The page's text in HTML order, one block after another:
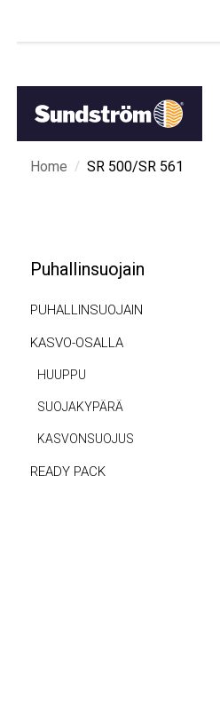
Home / SR 500/SR 561
Puhallinsuojain
PUHALLINSUOJAIN
KASVO-OSALLA
HUUPPU
SUOJAKYPÄRÄ
KASVONSUOJUS
READY PACK